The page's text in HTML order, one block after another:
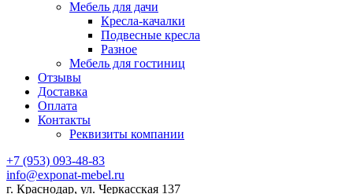
Мебель для дачи
Кресла-качалки
Подвесные кресла
Разное
Мебель для гостиниц
Отзывы
Доставка
Оплата
Контакты
Реквизиты компании
+7 (953) 093-48-83
info@exponat-mebel.ru
г. Краснодар, ул. Черкасская 137